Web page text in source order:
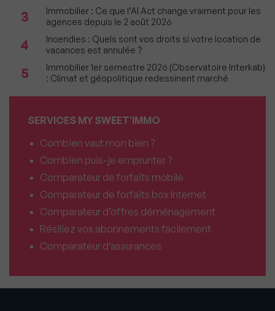
3
Immobilier : Ce que l’AI Act change vraiment pour les
agences depuis le 2 août 2026
4
Incendies : Quels sont vos droits si votre location de
vacances est annulée ?
5
Immobilier 1er semestre 2026 (Observatoire Interkab)
: Climat et géopolitique redessinent marché
SERVICES MY SWEET'IMMO
Combien vaut mon bien ?
Combien puis-je emprunter ?
Comparateur de forfaits mobile
Comparateur de forfaits box Internet
Comparateur d’offres déménagement
Résiliez vos abonnements facilement
Comparateur d’assurances